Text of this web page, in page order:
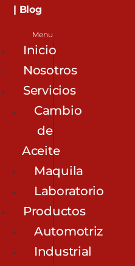
| Blog
Menu
Inicio
Nosotros
Servicios
Cambio
de
Aceite
Maquila
Laboratorio
Productos
Automotriz
Industrial